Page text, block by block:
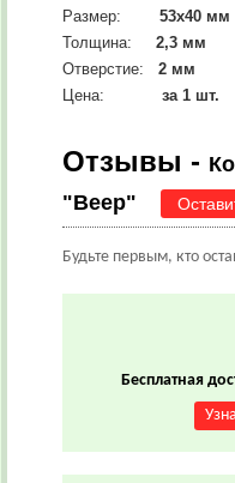
Размер: 53х40 мм
Толщина:
2,3 мм
Отверстие: 2 мм
Цена:
за 1 шт.
Отзывы -
"Веер"
Будьте первым, кто
Бесплатная